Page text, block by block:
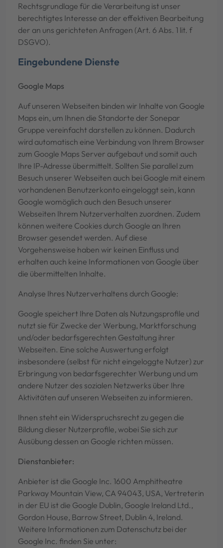
Rechtsgrundlage für die Verarbeitung ist unser
berechtigtes Interesse an der effektiven Bearbeitung
der an uns gerichteten Anfragen (Art. 6 Abs. 1 lit. f
DSGVO).
Eingebundene Dienste
Google Maps
Auf unseren Webseiten binden wir Inhalte von Google
Maps ein, um Ihnen die Standorte der Sonepar
Gruppe vereinfacht darstellen zu können. Dadurch
wird automatisch eine Verbindung von Ihrem Browser
zum Google Maps Server aufgebaut und somit auch
Ihre IP-Adresse übermittelt. Sollten Sie parallel zum
Besuch unserer Webseiten auch bei Google mit einem
vorhandenen Benutzerkonto eingeloggt sein, kann
Google womöglich auch den Besuch unserer
Webseiten Ihrem Nutzerverhalten zuordnen. Zudem
können weitere Cookies durch Google an Ihren
Browser gesendet werden. Auf diese
Vorgehensweise haben wir keinen Einfluss und
erhalten auch keine Informationen von Google über
die übermittelten Inhalte.
Analyse Ihres Nutzerverhaltens durch Google:
Google speichert Ihre Daten als Nutzungsprofile und
nutzt sie für Zwecke der Werbung, Marktforschung
und/oder bedarfsgerechten Gestaltung ihrer
Webseiten. Eine solche Auswertung erfolgt
insbesondere (selbst für nicht eingeloggte Nutzer) zur
Erbringung von bedarfsgerechter Werbung und um
andere Nutzer des sozialen Netzwerks über Ihre
Aktivitäten auf unseren Webseiten zu informieren.
Ihnen steht ein Widerspruchsrecht zu gegen die
Bildung dieser Nutzerprofile, wobei Sie sich zur
Ausübung dessen an Google richten müssen.
Dienstanbieter:
Anbieter ist die Google Inc. 1600 Amphitheatre
Parkway Mountain View, CA 94043, USA, Vertreterin
in der EU ist die Google Dublin, Google Ireland Ltd.,
Gordon House, Barrow Street, Dublin 4, Ireland.
Weitere Informationen zum Datenschutz bei der
Google Inc. finden Sie unter: